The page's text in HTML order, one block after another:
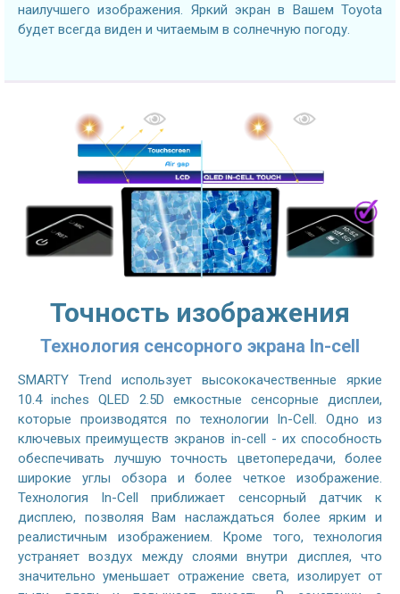
наилучшего изображения. Яркий экран в Вашем Toyota
будет всегда виден и читаемым в солнечную погоду.
Точность изображения
Технология сенсорного экрана In-cell
SMARTY Trend использует высококачественные яркие
10.4 inches QLED 2.5D емкостные сенсорные дисплеи,
которые производятся по технологии In-Cell. Одно из
ключевых преимуществ экранов in-cell - их способность
обеспечивать лучшую точность цветопередачи, более
широкие углы обзора и более четкое изображение.
Технология In-Cell приближает сенсорный датчик к
дисплею, позволяя Вам наслаждаться более ярким и
реалистичным изображением. Кроме того, технология
устраняет воздух между слоями внутри дисплея, что
значительно уменьшает отражение света, изолирует от